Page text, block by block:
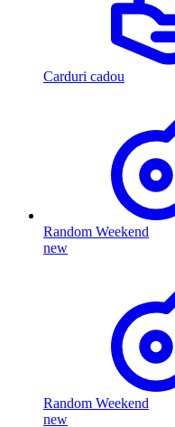
Carduri cadou
Random Weekend
new
Random Weekend
new